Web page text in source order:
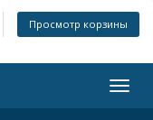
Просмотр корзины